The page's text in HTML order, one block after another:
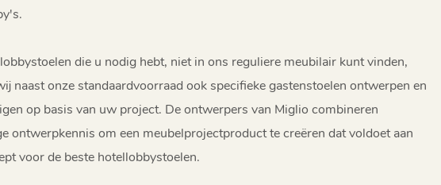
die u nodig hebt, niet in ons reguliere meubilair kunt vinden,
naast onze standaardvoorraad ook specifieke gastenstoelen ontwerpen en
op basis van uw project. De ontwerpers van Miglio combineren
ontwerpkennis om een meubelprojectproduct te creëren dat voldoet aan
voor de beste hotellobbystoelen.